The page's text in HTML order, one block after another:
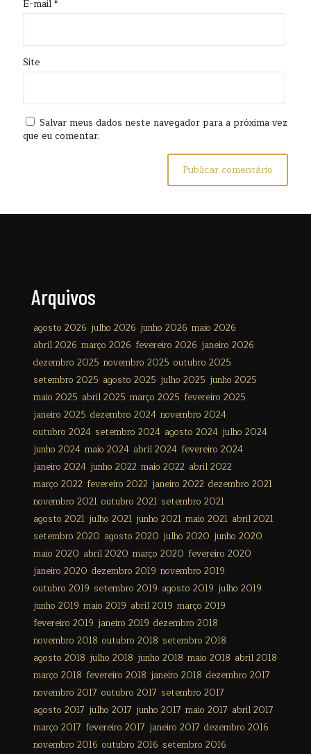
E-mail*
Site
Salvar meus dados neste navegador para a próxima vez
que eu comentar.
Arquivos
agosto 2026 julho 2026 junho 2026 maio 2026
abril 2026 março 2026 fevereiro 2026 janeiro 2026
dezembro 2025 novembro 2025 outubro 2025
setembro 2025 agosto 2025 julho 2025 junho 2025
maio 2025 abril 2025 março 2025 fevereiro 2025
janeiro 2025 dezembro 2024 novembro 2024
outubro 2024 setembro 2024 agosto 2024 julho 2024
junho 2024 maio 2024 abril 2024 fevereiro 2024
janeiro 2024 junho 2022 maio 2022 abril 2022
março 2022 fevereiro 2022 janeiro 2022 dezembro 2021
novembro 2021 outubro 2021 setembro 2021
agosto 2021 julho 2021 junho 2021 maio 2021 abril 2021
setembro 2020 agosto 2020 julho 2020 junho 2020
maio 2020 abril 2020 março 2020 fevereiro 2020
janeiro 2020 dezembro 2019 novembro 2019
outubro 2019 setembro 2019 agosto 2019 julho 2019
junho 2019 maio 2019 abril 2019 março 2019
fevereiro 2019 janeiro 2019 dezembro 2018
novembro 2018 outubro 2018 setembro 2018
agosto 2018 julho 2018 junho 2018 maio 2018 abril 2018
março 2018 fevereiro 2018 janeiro 2018 dezembro 2017
novembro 2017 outubro 2017 setembro 2017
agosto 2017 julho 2017 junho 2017 maio 2017 abril 2017
março 2017 fevereiro 2017 janeiro 2017 dezembro 2016
novembro 2016 outubro 2016 setembro 2016